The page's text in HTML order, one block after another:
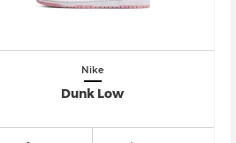
Nike
Dunk Low